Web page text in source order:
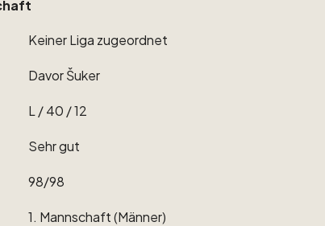
KeinerLiga zugeordnet
DavorŠuker
L ​/​40 ​/​12
Sehrgut
98​/​98
1. Mannschaft(Männer)